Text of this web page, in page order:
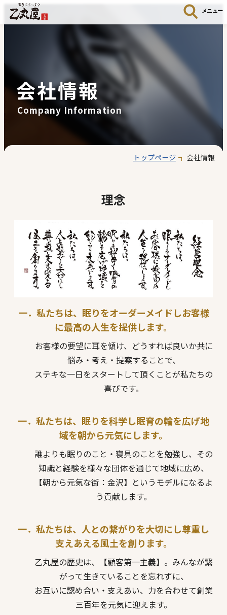
メニュー
会社情報
Company Information
トップページ 会社情報
理念
一．私たちは、眠りをオーダーメイドしお客様
に最高の人生を提供します。
お客様の要望に耳を傾け、どうすれば良いか共に
悩み・考え・提案することで、
ステキな一日をスタートして頂くことが私たちの
喜びです。
一．私たちは、眠りを科学し眠育の輪を広げ地
域を朝から元気にします。
誰よりも眠りのこと・寝具のことを勉強し、その
知識と経験を様々な団体を通じて地域に広め、
【朝から元気な街：金沢】というモデルになるよ
う貢献します。
一．私たちは、人との繋がりを大切にし尊重し
支えあえる風土を創ります。
乙丸屋の歴史は、【顧客第一主義】。みんなが繋
がって生きていることを忘れずに、
お互いに認め合い・支えあい、力を合わせて創業
三百年を元気に迎えます。